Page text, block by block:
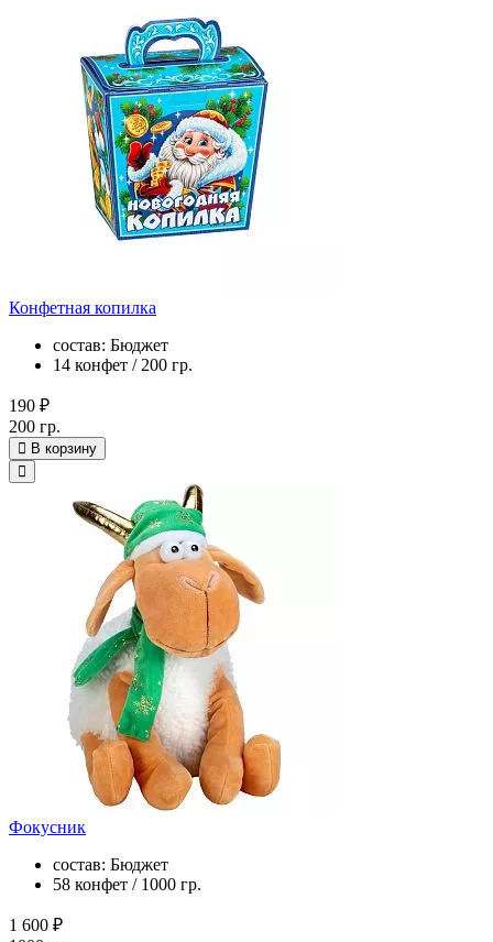
Конфетная копилка
состав: Бюджет
14 конфет / 200 гр.
190 ₽
200 гр.
В корзину
Фокусник
состав: Бюджет
58 конфет / 1000 гр.
1 600 ₽